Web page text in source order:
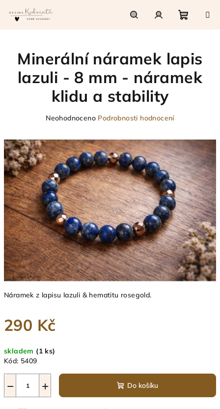
obsah
košík
Náramek z lapisu lazuli & hematitu rosegold.
290 Kč
cena:
skladem (1 ks)
Kód: 5409
+
− Do košíku
Minerální náramek lapis
lazuli - 8 mm - náramek
klidu a stability
Průměrné
produktu
je
0,0
z
5
hvězdiček.
Neohodnoceno Podrobnosti hodnocení